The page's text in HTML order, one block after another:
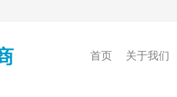
首页 关于我们